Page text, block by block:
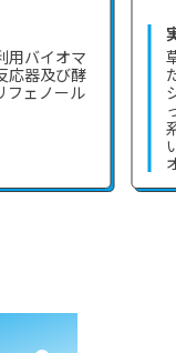
用バイオマ
応器及び酵
フェノール